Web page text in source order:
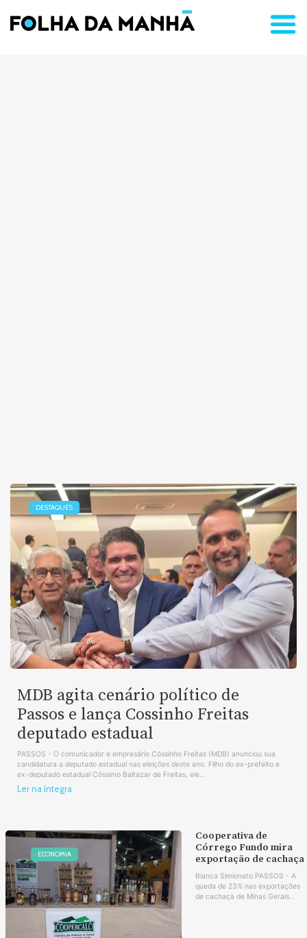
DESTAQUES
MDB agita cenário político de
Passos e lança Cossinho Freitas
deputado estadual
PASSOS - O comunicador e empresário Cóssinho Freitas (MDB) anunciou sua
candidatura a deputado estadual nas eleições deste ano. Filho do ex-prefeito e
ex-deputado estadual Cóssimo Baltazar de Freitas, ele...
Ler na íntegra
ECONOMIA
Cooperativa de
Córrego Fundo mira
exportação de cachaça
Bianca Simionato PASSOS - A
queda de 23% nas exportações
de cachaça de Minas Gerais...